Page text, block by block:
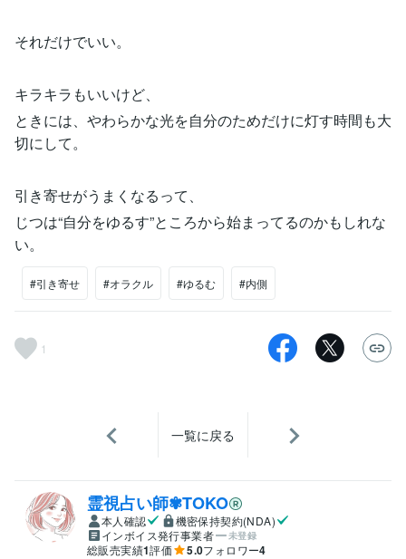
それだけでいい。
キラキラもいいけど、
ときには、やわらかな光を自分のためだけに灯す時間も大
切にして。
引き寄せがうまくなるって、
じつは“自分をゆるす”ところから始まってるのかもしれな
い。
#引き寄せ #オラクル #ゆるむ #内側
1
一覧に戻る
霊視占い師✾TOKO
本人確認
機密保持契約(NDA)
インボイス発行事業者
未登録
総販売実績1評価 5.0フォロワー4